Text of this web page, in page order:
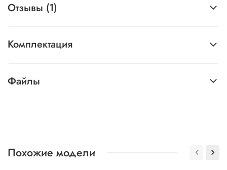
Отзывы (1)
Комплектация
Файлы
Похожие модели